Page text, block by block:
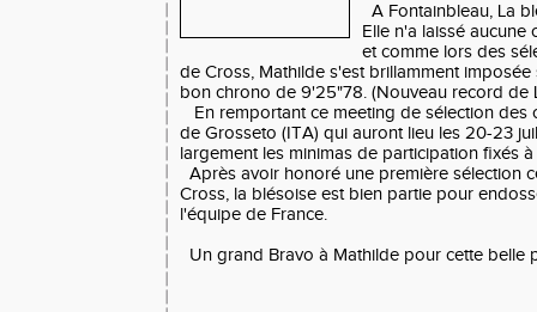
A Fontainbleau, La
Elle n'a laissé aucune
et comme lors des
de Cross, Mathilde s'est brillamment
bon chrono de 9'25"78. (Nouveau record de
En remportant ce meeting de sélection des
de Grosseto (ITA) qui auront lieu les 20-23
largement les minimas de participation fixés
Après avoir honoré une première sélection
Cross, la blésoise est bien partie pour
l'équipe de France.
Un grand Bravo à Mathilde pour cette belle